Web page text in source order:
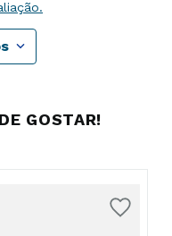
GOSTAR!